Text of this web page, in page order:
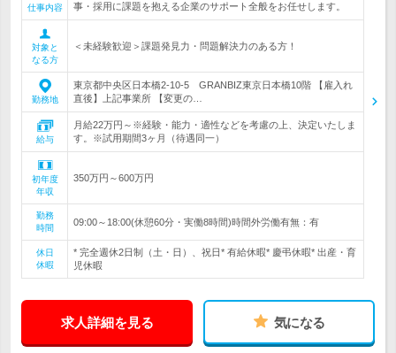
仕事内容
事・採用に課題を抱える企業のサポート全般をお任せします。
対象と
なる方
＜未経験歓迎＞課題発見力・問題解決力のある方！
勤務地
東京都中央区日本橋2-10-5 GRANBIZ東京日本橋10階 【雇入れ
直後】上記事業所 【変更の…
給与
月給22万円～※経験・能力・適性などを考慮の上、決定いたしま
す。※試用期間3ヶ月（待遇同一）
初年度
年収
350万円～600万円
勤務
時間
09:00～18:00(休憩60分・実働8時間)時間外労働有無：有
休日
休暇
* 完全週休2日制（土・日）、祝日* 有給休暇* 慶弔休暇* 出産・育
児休暇
求人詳細を見る 気になる